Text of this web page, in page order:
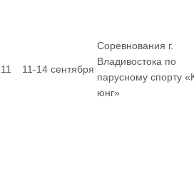
11 11-14 сентября
Соревнования г.
Владивостока по
парусному спорту
юнг»